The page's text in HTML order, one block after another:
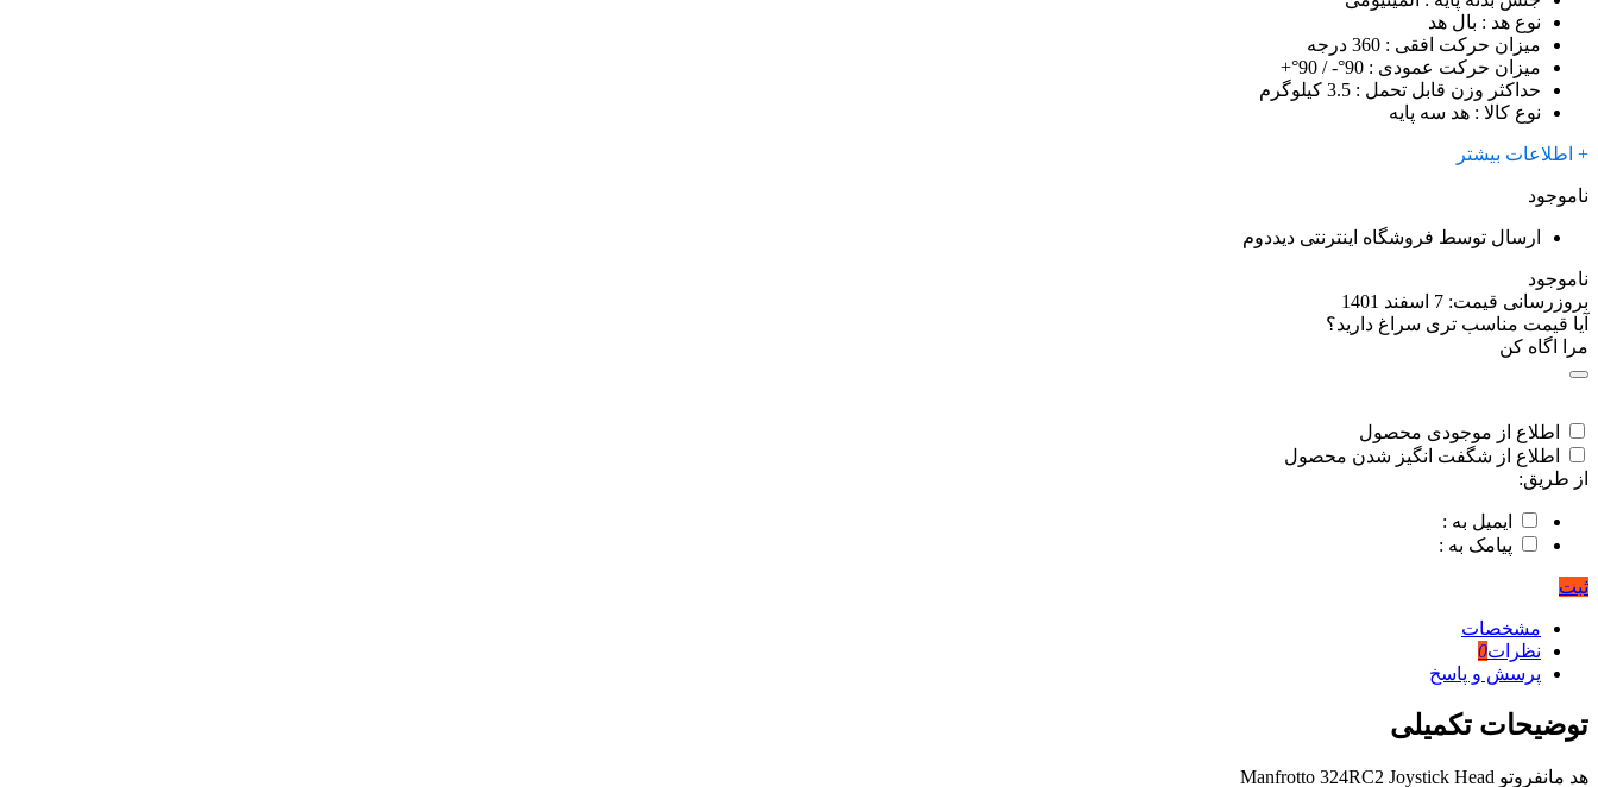
نوع هد : بال هد
میزان حرکت افقی : 360 درجه
میزان حرکت عمودی : 90°- / 90°+
حداکثر وزن قابل تحمل : 3.5 کیلوگرم
نوع کالا : هد سه پایه
+ اطلاعات بیشتر
ناموجود
ارسال توسط فروشگاه اینترنتی دیددوم
ناموجود
بروزرسانی قیمت: 7 اسفند 1401
آیا قیمت مناسب تری سراغ دارید؟
مرا اگاه کن
اطلاع از موجودی محصول
اطلاع از شگفت انگیز شدن محصول
از طریق:
ایمیل به :
پیامک به :
ثبت
مشخصات
نظرات0
پرسش و پاسخ
توضیحات تکمیلی
هد مانفروتو Manfrotto 324RC2 Joystick Head